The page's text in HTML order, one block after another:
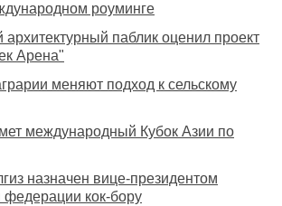
роуминге
паблик оценил проект
Арена"
меняют подход к сельскому
международный Кубок Азии по
назначен вице-президентом
кок-бору